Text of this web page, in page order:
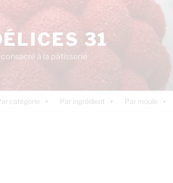
31
à la pâtisserie
catégorie Par ingrédient Par moule